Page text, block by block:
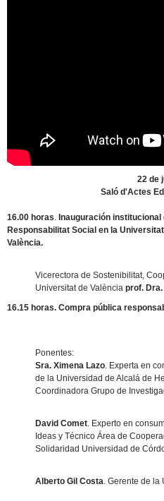
22 de
Saló d'Actes
16.00 horas. Inauguración
Responsabilitat Social en la
València.
Vicerectora de Sostenibilitat,
Universitat de Valènciaprof.
16.15 horas. Compra pública
Ponentes:
Sra. Ximena Lazo. Experta en
de la Universidad de Alcalá de
Coordinadora Grupo de
David Comet. Experto en
Ideas y Técnico Área de
Solidaridad Universidad de
Alberto Gil Costa. Gerente de la